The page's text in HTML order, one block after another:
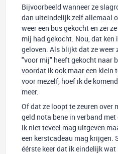
Bijvoorbeeld wanneer ze
dan uiteindelijk zelf allemaal
weer een bus gekocht en zei
mij had gekocht. Nou, dat ken
geloven. Als blijkt dat ze
"voor mij" heeft gekocht naar
voordat ik ook maar een klein
voor mezelf, hoef ik de
meer.
Of dat ze loopt te zeuren over
geld nota bene in verband
ik niet teveel mag uitgeven
een kerstcadeau mag krijgen.
éérste keer dat ik eindelijk